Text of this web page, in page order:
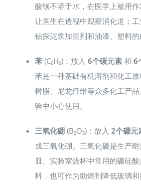
酸钡不溶于水，在医学上被用作
让医生在透视中观察消化道；
钻探泥浆加重剂和油漆、塑料的
苯(C₆H₆)：放入 6个碳元素和 6
苯是一种基础有机溶剂和化工原
树脂、尼龙纤维等众多化工产
验中小心使用。
三氧化硼(B₂O₃)：放入 2个硼元
成三氧化硼。三氧化硼是生产
皿、实验室烧杯中常用的硼硅
料，也可作为助熔剂降低玻璃和